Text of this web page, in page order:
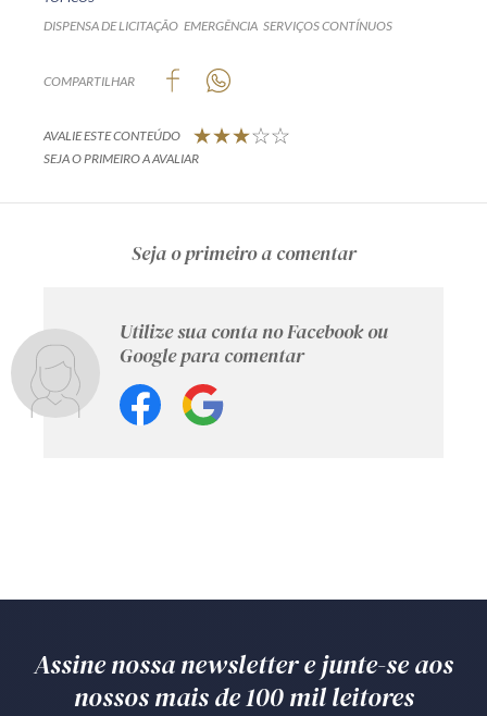
DISPENSA DE LICITAÇÃO EMERGÊNCIA SERVIÇOS CONTÍNUOS
COMPARTILHAR
AVALIE ESTE CONTEÚDO
SEJA O PRIMEIRO A AVALIAR
Seja o primeiro a comentar
Utilize sua conta no Facebook ou
Google para comentar
Assine nossa newsletter e junte-se aos
nossos mais de 100 mil leitores